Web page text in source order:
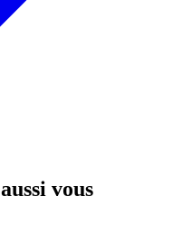
vous